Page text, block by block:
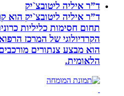
ד”ר איליה ליטובצ`יק
ד”ר איליה ליטובצ`יק הוא
הקרדיולוגי של המרכז
הוא מבצע צנתורים מורכבים
הלאומית.